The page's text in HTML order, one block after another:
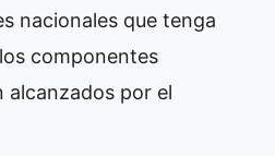
nacionales que tenga
componentes
alcanzados por el